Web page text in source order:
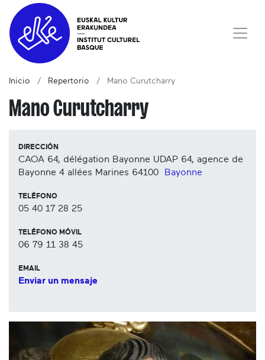
Inicio Repertorio Mano Curutcharry
Mano Curutcharry
DIRECCIÓN
CAOA 64, délégation Bayonne UDAP 64, agence de
Bayonne 4 allées Marines 64100 Bayonne
TELÉFONO
05 40 17 28 25
TELÉFONO MÓVIL
06 79 11 38 45
EMAIL
Enviar un mensaje